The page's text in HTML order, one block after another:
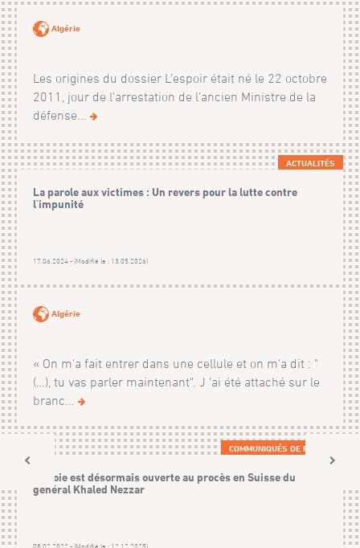
Algérie
Les origines du dossier L’espoir était né le 22 octobre
2011, jour de l’arrestation de l’ancien Ministre de la
défense...
ACTUALITÉS
La parole aux victimes : Un revers pour la lutte contre
l'impunité
17.06.2024 - (Modifié le : 13.05.2026)
Algérie
« On m'a fait entrer dans une cellule et on m'a dit : "
(…), tu vas parler maintenant". J 'ai été attaché sur le
branc...
COMMUNIQUÉS DE PRESSE
La voie est désormais ouverte au procès en Suisse du
général Khaled Nezzar
08.02.2022 - (Modifié le : 12.12.2025)